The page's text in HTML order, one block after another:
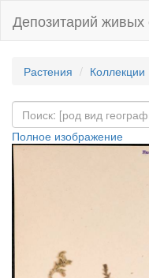
Депозитарий живых
Растения Коллекции
Полное изображение